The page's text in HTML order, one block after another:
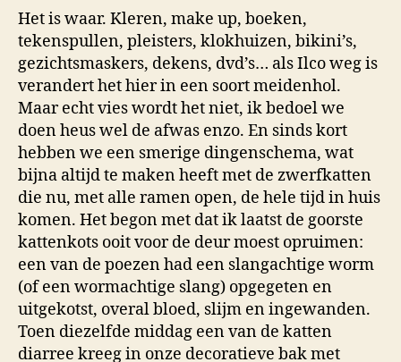
Het is waar. Kleren, make up, boeken,
tekenspullen, pleisters, klokhuizen, bikini’s,
gezichtsmaskers, dekens, dvd’s… als Ilco weg is
verandert het hier in een soort meidenhol.
Maar echt vies wordt het niet, ik bedoel we
doen heus wel de afwas enzo. En sinds kort
hebben we een smerige dingenschema, wat
bijna altijd te maken heeft met de zwerfkatten
die nu, met alle ramen open, de hele tijd in huis
komen. Het begon met dat ik laatst de goorste
kattenkots ooit voor de deur moest opruimen:
een van de poezen had een slangachtige worm
(of een wormachtige slang) opgegeten en
uitgekotst, overal bloed, slijm en ingewanden.
Toen diezelfde middag een van de katten
diarree kreeg in onze decoratieve bak met